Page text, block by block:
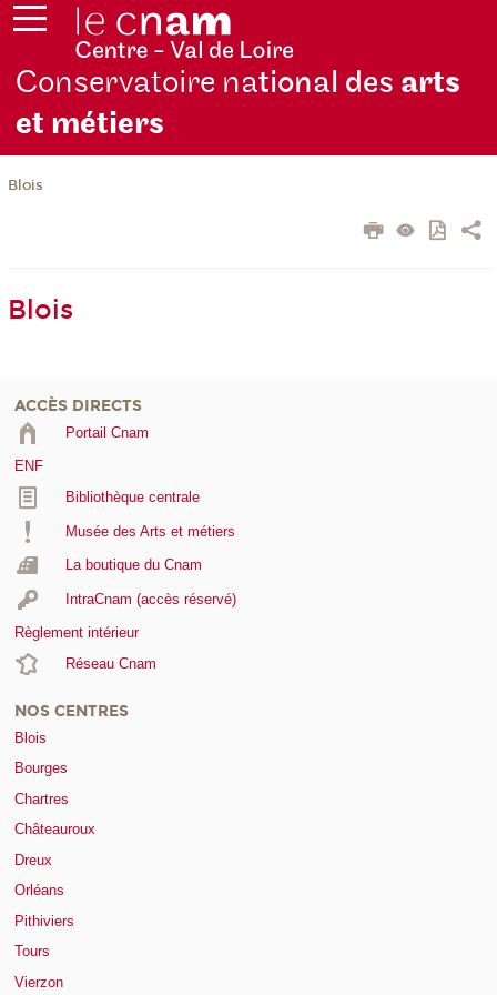
Conservatoire national des arts
et métiers
Blois
Blois
ACCÈS DIRECTS
Portail Cnam
ENF
Bibliothèque centrale
Musée des Arts et métiers
La boutique du Cnam
IntraCnam (accès réservé)
Règlement intérieur
Réseau Cnam
NOS CENTRES
Blois
Bourges
Chartres
Châteauroux
Dreux
Orléans
Pithiviers
Tours
Vierzon